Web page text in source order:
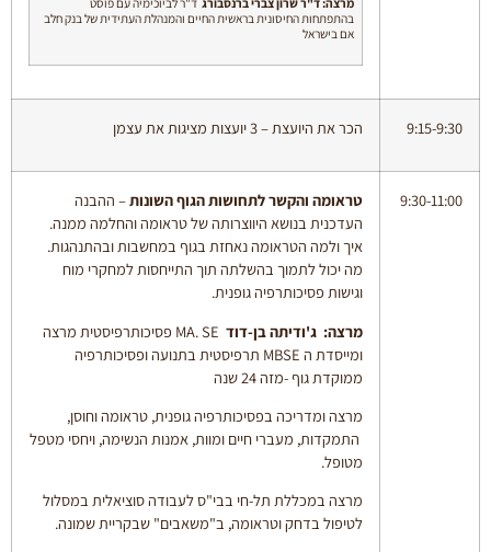
בהתפתחות החיסונית בראשית החיים והמנהלת העתידית של בנק חלב
אם בישראל
9:15-9:30 הכר את היועצת – 3 יועצות מציגות את עצמן
9:30-11:00 טראומה והקשר לתחושות הגוף השונות– ההבנה
העדכנית בנושא היווצרותה של טראומה והחלמה ממנה.
איך ולמה הטראומה נאחזת בגוף במחשבות ובהתנהגות.
מה יכול לתמוך בהשלתה תוך התייחסות למחקרי מוח
וגישות פסיכותרפיה גופנית.
מרצה: ג'ודיתה בן-דוד
​ MA. SE פסיכותרפיסטית מרצה
ומייסדת ה MBSE תרפיסטית בתנועה ופסיכותרפיה
ממוקדת גוף -מזה 24 שנה
מרצה ומדריכה בפסיכותרפיה גופנית, טראומה וחוסן,
התמקדות, מעברי חיים ומוות, אמנות הנשימה, ויחסי מטפל
מטופל.
מרצה במכללת תל-חי בבי"ס לעבודה סוציאלית במסלול
לטיפול בדחק וטראומה, ב"משאבים" שבקריית שמונה.